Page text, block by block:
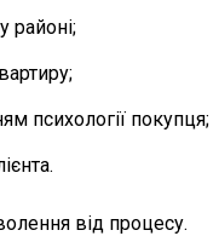
районі;
психології покупця;
від процесу.